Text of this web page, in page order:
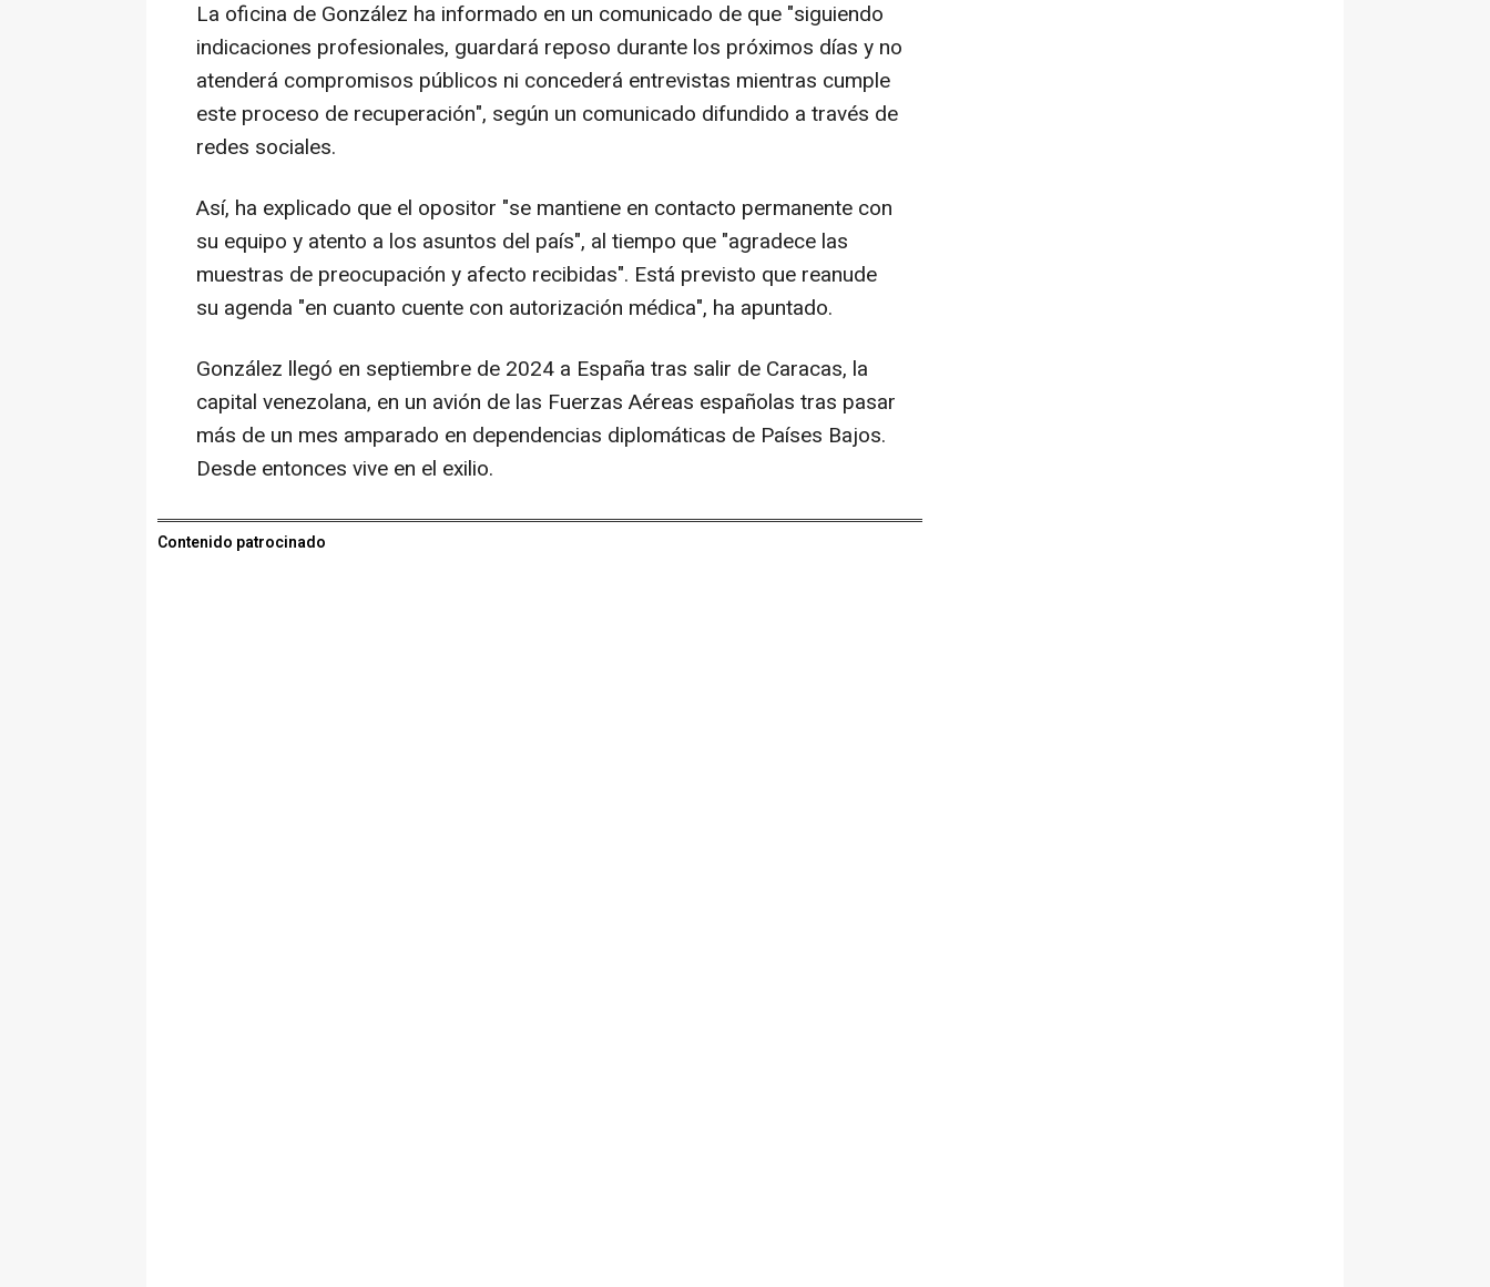
La oficina de González ha informado en un comunicado de que "siguiendo
indicaciones profesionales, guardará reposo durante los próximos días y no
atenderá compromisos públicos ni concederá entrevistas mientras cumple
este proceso de recuperación", según un comunicado difundido a través de
redes sociales.
Así, ha explicado que el opositor "se mantiene en contacto permanente con
su equipo y atento a los asuntos del país", al tiempo que "agradece las
muestras de preocupación y afecto recibidas". Está previsto que reanude
su agenda "en cuanto cuente con autorización médica", ha apuntado.
González llegó en septiembre de 2024 a España tras salir de Caracas, la
capital venezolana, en un avión de las Fuerzas Aéreas españolas tras pasar
más de un mes amparado en dependencias diplomáticas de Países Bajos.
Desde entonces vive en el exilio.
Contenido patrocinado